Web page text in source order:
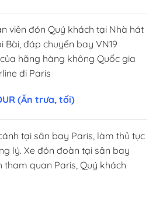
viên đón Quý khách tại Nhà hát
đáp chuyến bay VN19
của hãng hàng không Quốc gia
đi Paris
(Ăn trưa, tối)
tại sân bay Paris, làm thủ tục
lý. Xe đón đoàn tại sân bay
quan Paris, Quý khách